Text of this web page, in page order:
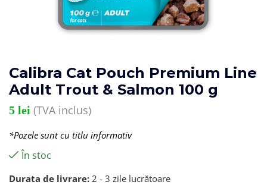
Calibra Cat Pouch Premium Line
Adult Trout & Salmon 100 g
5 lei (TVA inclus)
*Pozele sunt cu titlu informativ
În stoc
Durata de livrare: 2 - 3 zile lucrătoare